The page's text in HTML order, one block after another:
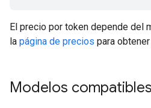
El precio por token depende del
la página de precios para
Modelos compatibles